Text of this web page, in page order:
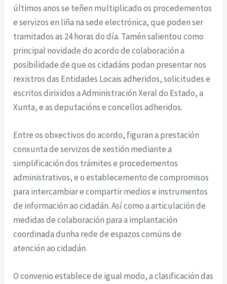
últimos anos se teñen multiplicado os procedementos
e servizos en liña na sede electrónica, que poden ser
tramitados as 24 horas do día. Tamén salientou como
principal novidade do acordo de colaboración a
posibilidade de que os cidadáns podan presentar nos
rexistros das Entidades Locais adheridos, solicitudes e
escritos dirixidos a Administración Xeral do Estado, a
Xunta, e as deputacións e concellos adheridos.
Entre os obxectivos do acordo, figuran a prestación
conxunta de servizos de xestión mediante a
simplificación dos trámites e procedementos
administrativos, e o establecemento de compromisos
para intercambiar e compartir medios e instrumentos
de información ao cidadán. Así como a articulación de
medidas de colaboración para a implantación
coordinada dunha rede de espazos comúns de
atención ao cidadán.
O convenio establece de igual modo, a clasificación das